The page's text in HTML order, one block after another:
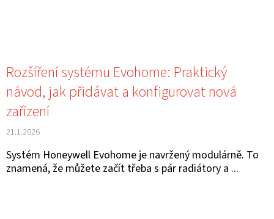
Rozšíření systému Evohome: Praktický
návod, jak přidávat a konfigurovat nová
zařízení
21.1.2026
Systém Honeywell Evohome je navržený modulárně. To
znamená, že můžete začít třeba s pár radiátory a ...
R
U
Č
U
J
E
M